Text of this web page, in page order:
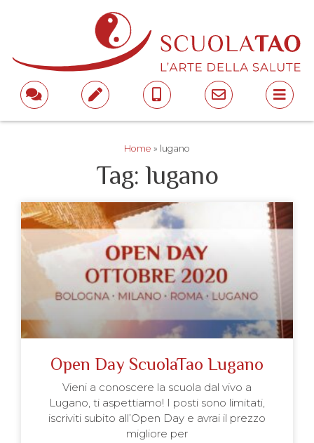
Home » lugano
Tag: lugano
Open Day ScuolaTao Lugano
Vieni a conoscere la scuola dal vivo a
Lugano, ti aspettiamo! I posti sono limitati,
iscriviti subito all’Open Day e avrai il prezzo
migliore per